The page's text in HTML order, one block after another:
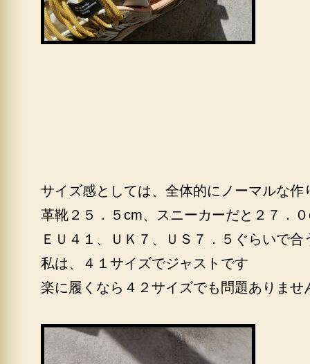
サイズ感としては、全体的にノーマルな作
革靴２５．５cm、スニーカーだと２７．
ＥＵ４１、ＵＫ７、ＵＳ７．５ぐらいで合
私は、４１サイズでジャストです
楽に履くなら４２サイズでも問題ありませ